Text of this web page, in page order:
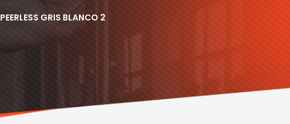
PEERLESS GRIS BLANCO 2